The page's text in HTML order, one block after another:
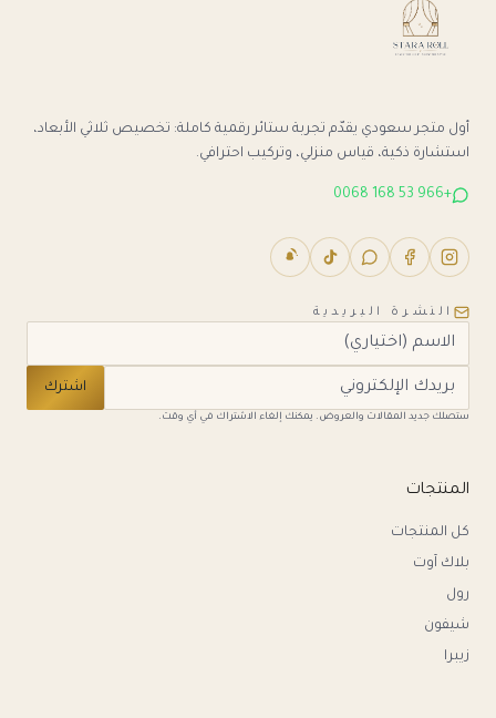
أول متجر سعودي يقدّم تجربة ستائر رقمية كاملة: تخصيص ثلاثي الأبعاد،
استشارة ذكية، قياس منزلي، وتركيب احترافي.
+966 53 168 0068
النشرة البريدية
اشترك
ستصلك جديد المقالات والعروض. يمكنك إلغاء الاشتراك في أي وقت.
المنتجات
كل المنتجات
بلاك آوت
رول
شيفون
زيبرا